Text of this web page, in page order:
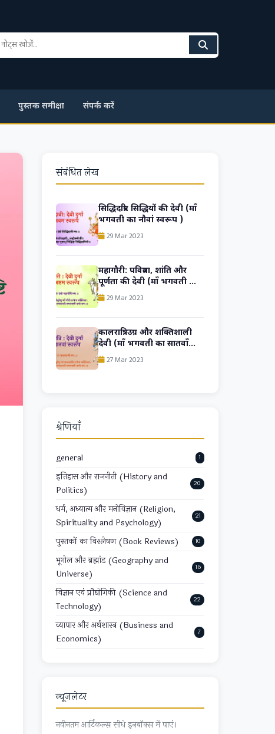
पुस्तक समीक्षा संपर्क करें
संबंधित लेख
सिद्धिदात्री: सिद्धियों की देवी (माँ
भगवती का नौवां स्वरूप )
29 Mar 2023
महागौरी: पवित्रता, शांति और
पूर्णता की देवी (माँ भगवती का
आठवां स्वरूप )
29 Mar 2023
कालरात्रि: उग्र और शक्तिशाली
देवी (माँ भगवती का सातवाँ
स्वरूप )
27 Mar 2023
श्रेणियाँ
general 1
इतिहास और राजनीती (History and
Politics)
20
धर्म, अध्यात्म और मनोविज्ञान (Religion,
Spirituality and Psychology)
21
पुस्तकों का विश्लेषण (Book Reviews) 10
भूगोल और ब्रह्मांड (Geography and
Universe)
16
विज्ञान एवं प्रौद्योगिकी (Science and
Technology)
22
व्यापार और अर्थशास्त्र (Business and
Economics)
7
न्यूज़लेटर
नवीनतम आर्टिकल्स सीधे इनबॉक्स में पाएं।